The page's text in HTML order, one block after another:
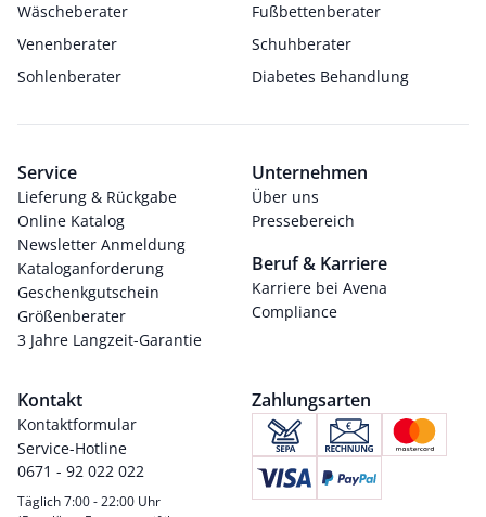
Wäscheberater
Fußbettenberater
Venenberater
Schuhberater
Sohlenberater
Diabetes Behandlung
Service
Lieferung & Rückgabe
Online Katalog
Newsletter Anmeldung
Kataloganforderung
Geschenkgutschein
Größenberater
3 Jahre Langzeit-Garantie
Unternehmen
Über uns
Pressebereich
Beruf & Karriere
Karriere bei Avena
Compliance
Kontakt
Kontaktformular
Service-Hotline
0671 - 92 022 022
Täglich 7:00 - 22:00 Uhr
Zahlungsarten